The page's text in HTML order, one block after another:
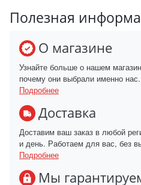
Полезная
О магазине
Узнайте больше о нашем
почему они выбрали именно
Подробнее
Доставка
Доставим ваш заказ в любой
и день. Работаем для вас, без
Подробнее
Мы